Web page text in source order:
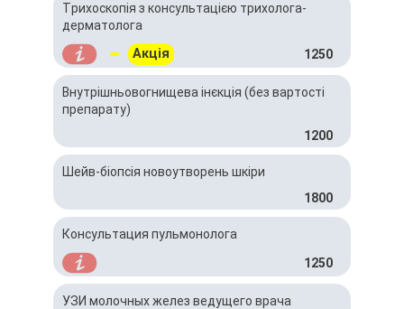
Трихоскопія з консультацією трихолога-
дерматолога
Акція 1250
Внутрішньовогнищева інєкція (без вартості
препарату)
1200
Шейв-біопсія новоутворень шкіри
1800
Консультация пульмонолога
1250
УЗИ молочных желез ведущего врача